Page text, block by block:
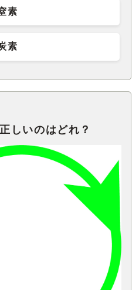
素
素
しいのはどれ？